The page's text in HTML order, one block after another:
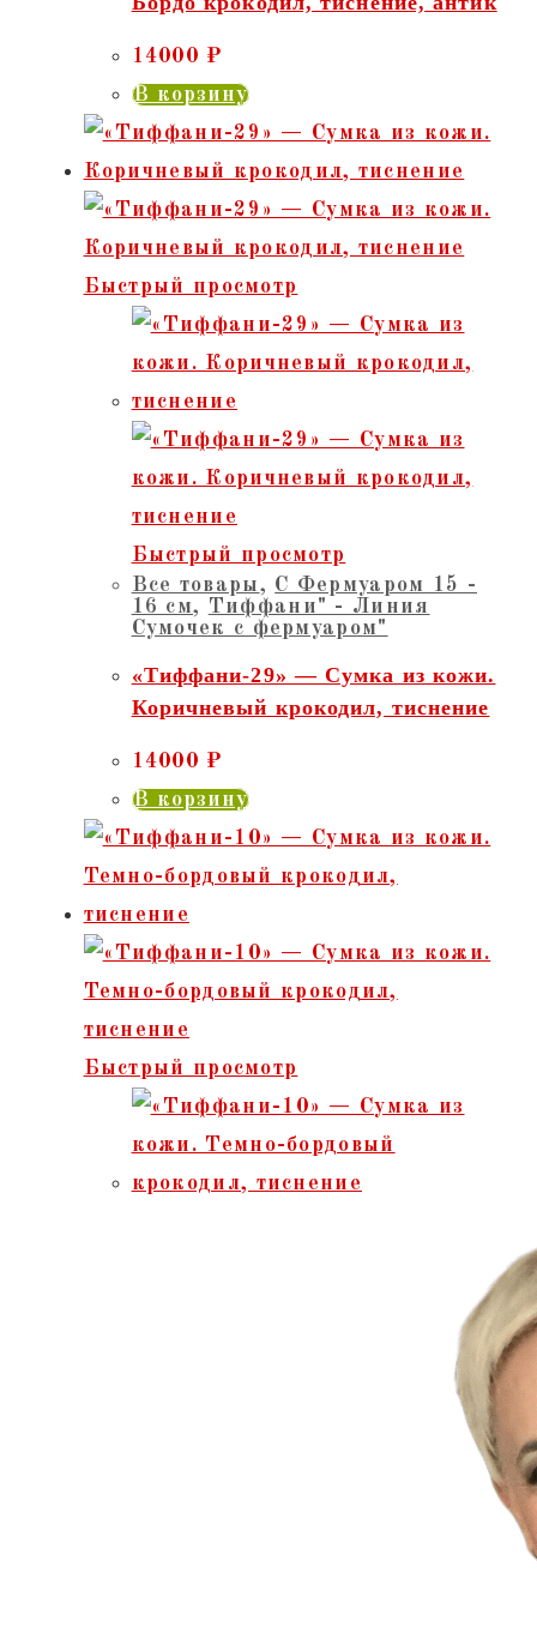
14000 ₽
В корзину
Быстрый просмотр
Быстрый просмотр
Все товары, С Фермуаром 15 -
16 см, Тиффани" - Линия
Сумочек с фермуаром"
«Тиффани-29» — Сумка из кожи.
Коричневый крокодил, тиснение
14000 ₽
В корзину
Быстрый просмотр